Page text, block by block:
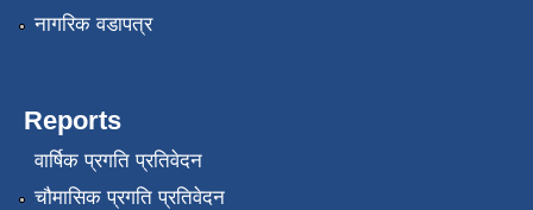
नागरिक वडापत्र
Reports
वार्षिक प्रगति प्रतिवेदन
चौमासिक प्रगति प्रतिवेदन